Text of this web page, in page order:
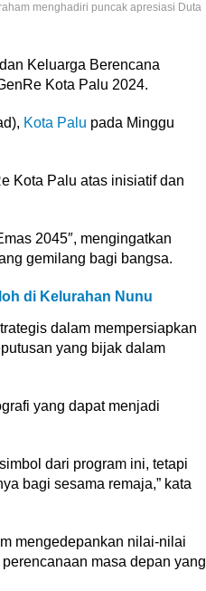
menghadiri puncak apresiasi Duta
Keluarga Berencana
Kota Palu 2024.
Kota Palu pada Minggu
Kota Palu atas inisiatif dan
2045″, mengingatkan
gemilang bagi bangsa.
di Kelurahan Nunu
dalam mempersiapkan
yang bijak dalam
yang dapat menjadi
dari program ini, tetapi
bagi sesama remaja,” kata
mengedepankan nilai-nilai
masa depan yang